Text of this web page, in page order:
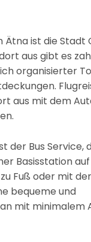
ist die Stadt
aus gibt es
organisierter
aus mit dem
der Bus Service,
Basisstation auf
Fuß oder mit
bequeme und
mit minimalem